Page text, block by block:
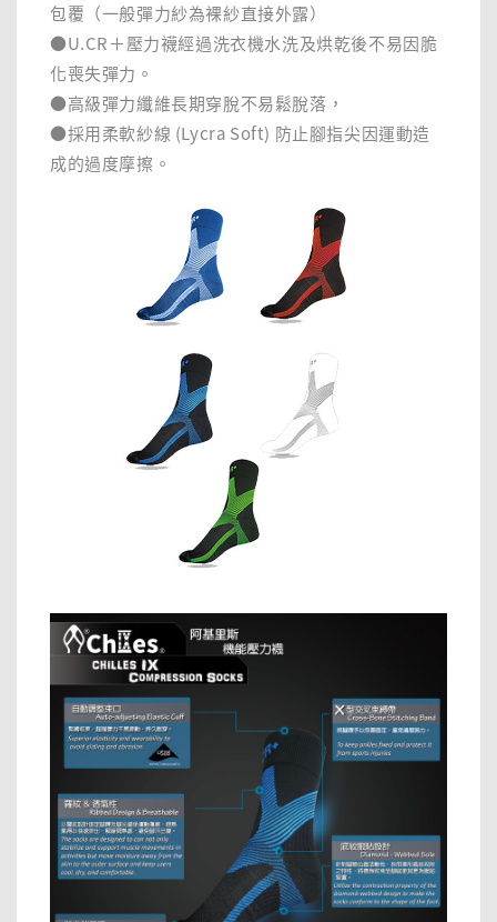
包覆（一般彈力紗為裸紗直接外露）
●U.CR＋壓力襪經過洗衣機水洗及烘乾後不易因脆
化喪失彈力。
●高級彈力纖維長期穿脫不易鬆脫落，
●採用柔軟紗線 (Lycra Soft) 防止腳指尖因運動造
成的過度摩擦。